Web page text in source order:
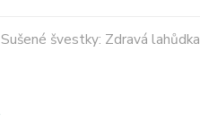
Sušené švestky: Zdravá